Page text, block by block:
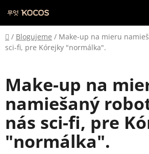
na
obsah
Domov
/ Blogujeme / Make-up na mieru
sci-fi, pre Kórejky "normálka".
Make-up na
namiešaný
nás sci-fi, pre
"normálka".